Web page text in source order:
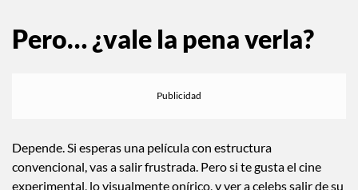
Pero… ¿vale la pena verla?
Depende. Si esperas una película con estructura
convencional, vas a salir frustrada. Pero si te gusta el cine
experimental, lo visualmente onírico, y ver a celebs salir de su